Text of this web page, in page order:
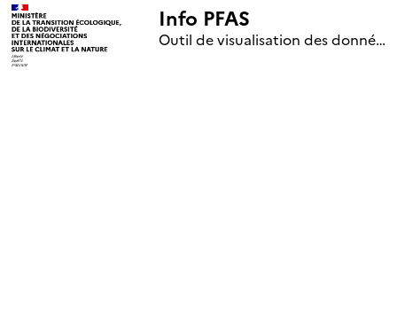
Info PFAS
Outil de visualisation des données nationales de surveillance des substances PFAS (mise à jour le 1er jour de chaque mois)
+
–